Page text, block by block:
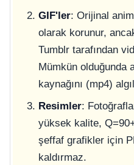
GIF'ler: Orijinal
olarak korunur,
Tumblr tarafından
Mümkün olduğunda
kaynağını (mp4)
Resimler:
yüksek kalite,
şeffaf grafikler için
kaldırmaz.